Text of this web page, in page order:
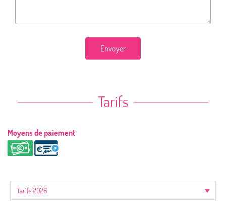
Envoyer
Tarifs
Moyens de paiement